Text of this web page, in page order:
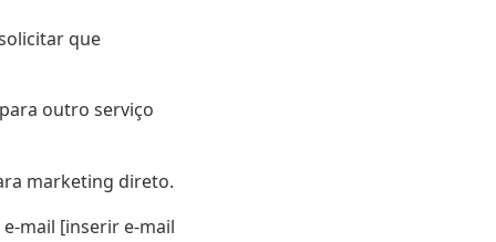
que
outro serviço
marketing direto.
mail [inserir e-mail